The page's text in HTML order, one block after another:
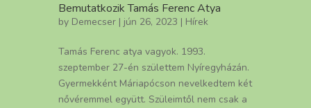
Bemutatkozik Tamás Ferenc Atya
by Demecser | jún 26, 2023 | Hírek
Tamás Ferenc atya vagyok. 1993.
szeptember 27-én születtem Nyíregyházán.
Gyermekként Máriapócson nevelkedtem két
nővéremmel együtt. Szüleimtől nem csak a